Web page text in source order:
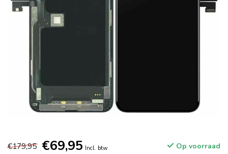
€179,95 €69,95 Incl. btw Op voorraad